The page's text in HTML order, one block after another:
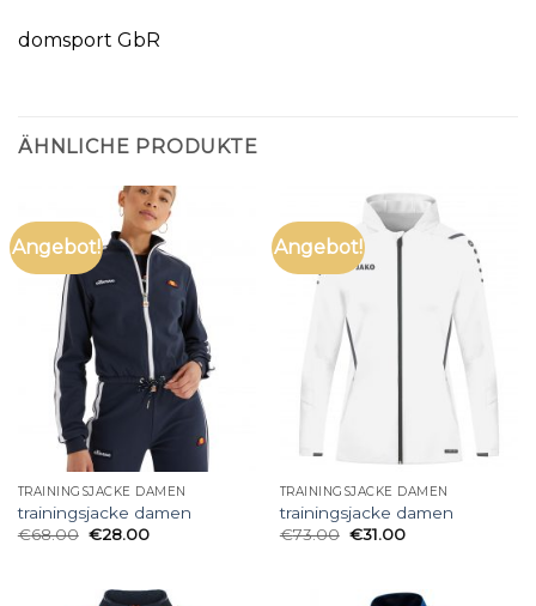
domsport GbR
ÄHNLICHE PRODUKTE
Angebot!
TRAININGSJACKE DAMEN
trainingsjacke damen
€68.00 €28.00
Angebot!
TRAININGSJACKE DAMEN
trainingsjacke damen
€73.00 €31.00